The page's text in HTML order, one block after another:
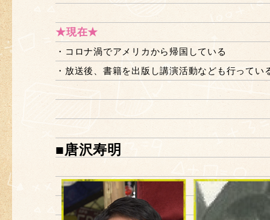
★現在★
・コロナ渦でアメリカから帰国している
・放送後、書籍を出版し講演活動なども行ってい
■唐沢寿明